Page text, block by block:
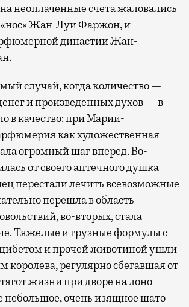
неоплаченные счета жаловались
Жан-Луи Фаржон, и
династии Жан-
случай, когда количество —
и произведенных духов — в
в качество: при Марии-
как художественная
огромный шаг вперед. Во-
от своего аптечного душка
перестали лечить всевозможные
перешла в область
во-вторых, стала
Тяжелые и грузные формулы с
и прочей животиной ушли
королева, регулярно cбегавшая от
жизни при дворе на лоно
небольшое, очень изящное шато